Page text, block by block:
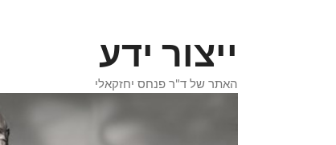
ייצור ידע
האתר של ד"ר פנחס יחזקאלי